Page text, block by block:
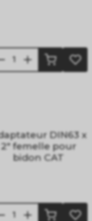
DIN63 x
2" femelle pour
bidon CAT